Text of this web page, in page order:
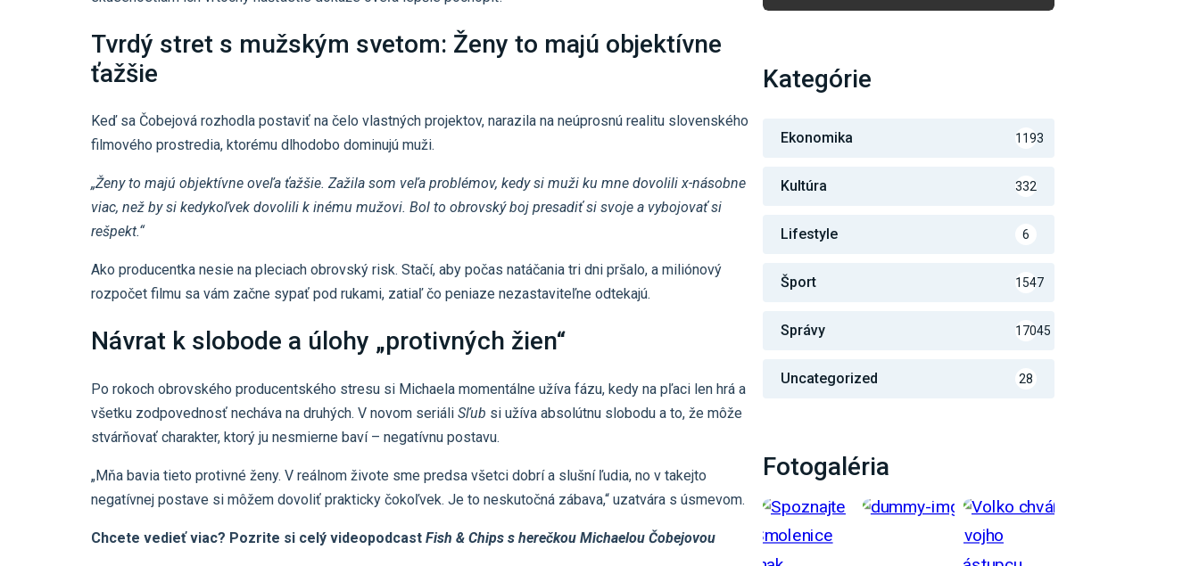
Tvrdý stret s mužským svetom: Ženy to majú objektívne
ťažšie
Keď sa Čobejová rozhodla postaviť na čelo vlastných projektov, narazila na neúprosnú realitu slovenského
filmového prostredia, ktorému dlhodobo dominujú muži.
„Ženy to majú objektívne oveľa ťažšie. Zažila som veľa problémov, kedy si muži ku mne dovolili x-násobne
viac, než by si kedykoľvek dovolili k inému mužovi. Bol to obrovský boj presadiť si svoje a vybojovať si
rešpekt.“
Ako producentka nesie na pleciach obrovský risk. Stačí, aby počas natáčania tri dni pršalo, a miliónový
rozpočet filmu sa vám začne sypať pod rukami, zatiaľ čo peniaze nezastaviteľne odtekajú.
Návrat k slobode a úlohy „protivných žien“
Po rokoch obrovského producentského stresu si Michaela momentálne užíva fázu, kedy na pľaci len hrá a
všetku zodpovednosť necháva na druhých. V novom seriáli Sľub si užíva absolútnu slobodu a to, že môže
stvárňovať charakter, ktorý ju nesmierne baví – negatívnu postavu.
„Mňa bavia tieto protivné ženy. V reálnom živote sme predsa všetci dobrí a slušní ľudia, no v takejto
negatívnej postave si môžem dovoliť prakticky čokoľvek. Je to neskutočná zábava,“ uzatvára s úsmevom.
Chcete vedieť viac? Pozrite si celý videopodcast Fish & Chips s herečkou Michaelou Čobejovou
Kategórie
Ekonomika 1193
Kultúra 332
Lifestyle 6
Šport 1547
Správy 17045
Uncategorized 28
Fotogaléria